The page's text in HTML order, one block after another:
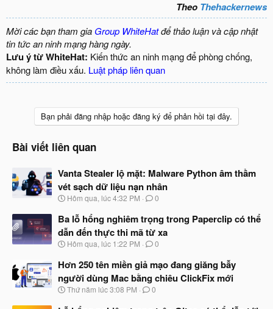
Theo Thehackernews
Mời các bạn tham gia Group WhiteHatđể thảo luận và cập nhật
tin tức an ninh mạng hàng ngày.
Lưu ý từ WhiteHat: Kiến thức an ninh mạng để phòng chống,
không làm điều xấu. Luật pháp liên quan
Bạn phải đăng nhập hoặc đăng ký để phản hồi tại đây.
Bài viết liên quan
Vanta Stealer lộ mặt: Malware Python âm thầm
vét sạch dữ liệu nạn nhân
N
à
y
b
ắ
đ
ầ
u
Hôm qua, lúc 4:32 PM 0
Ba lỗ hổng nghiêm trọng trong Paperclip có thể
dẫn đến thực thi mã từ xa
N
à
b
ắ
Hôm qua, lúc 1:22 PM 0
Hơn 250 tên miền giả mạo đang giăng bẫy
người dùng Mac bằng chiêu ClickFix mới
N
Thứ năm lúc 3:08 PM 0